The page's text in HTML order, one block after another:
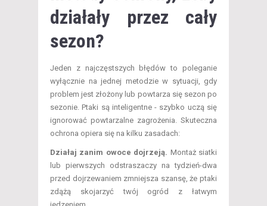
działały przez cały
sezon?
Jeden z najczęstszych błędów to poleganie
wyłącznie na jednej metodzie w sytuacji, gdy
problem jest złożony lub powtarza się sezon po
sezonie. Ptaki są inteligentne - szybko uczą się
ignorować powtarzalne zagrożenia. Skuteczna
ochrona opiera się na kilku zasadach:
Działaj zanim owoce dojrzeją. Montaż siatki
lub pierwszych odstraszaczy na tydzień-dwa
przed dojrzewaniem zmniejsza szansę, że ptaki
zdążą skojarzyć twój ogród z łatwym